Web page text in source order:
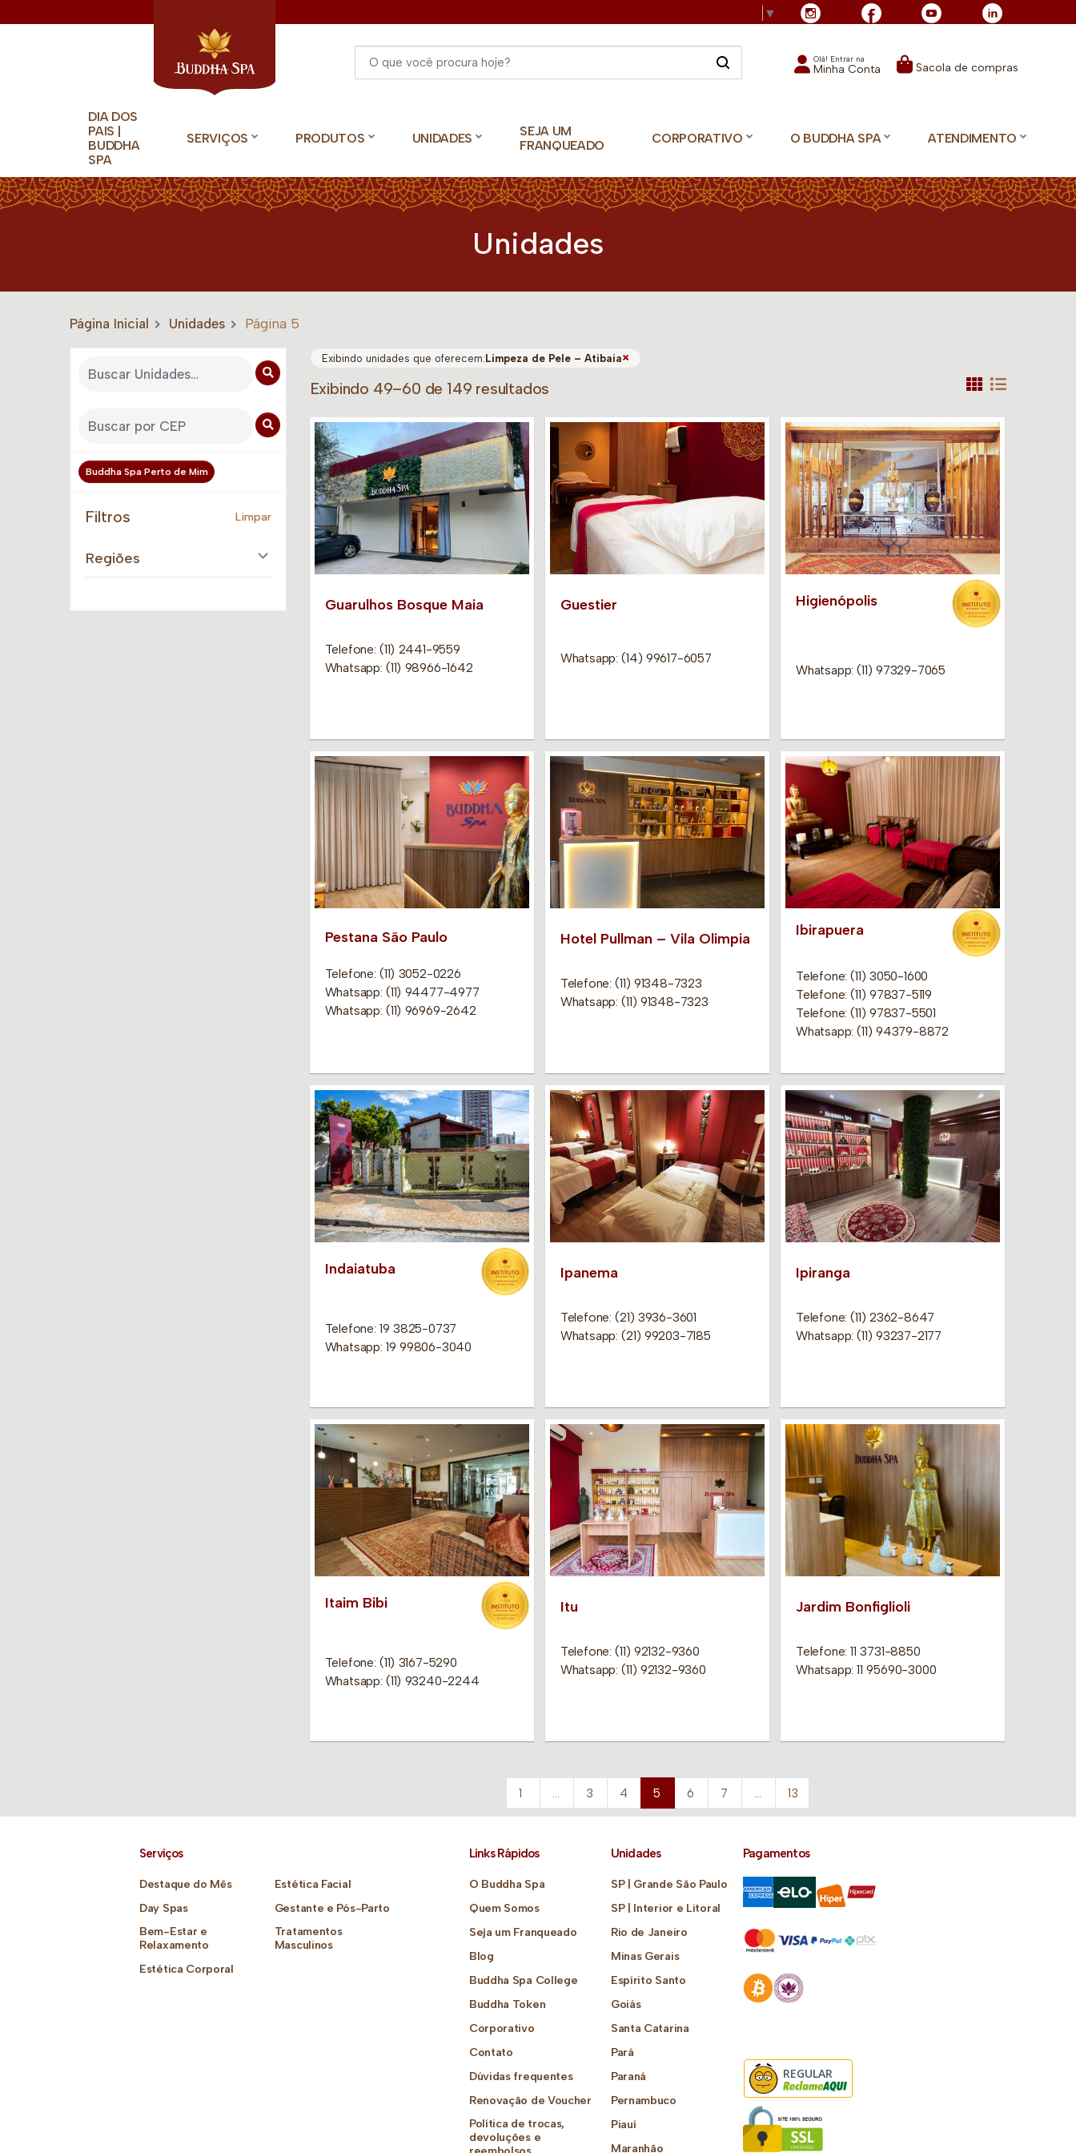
▼
Olá! Entrar na
Minha Conta Sacola de compras
DIA DOS
PAIS |
BUDDHA
SPA
SERVIÇOS PRODUTOS UNIDADES
SEJA UM
FRANQUEADO
CORPORATIVO O BUDDHA SPA ATENDIMENTO
Unidades
Página Inicial Unidades Página 5
Buddha Spa Perto de Mim
Filtros Limpar
Regiões
Exibindo unidades que oferecem:Limpeza de Pele – Atibaia×
Exibindo 49–60 de 149 resultados
Guarulhos Bosque Maia
Telefone: (11) 2441-9559
Whatsapp: (11) 98966-1642
Guestier
Whatsapp: (14) 99617-6057
Higienópolis
Whatsapp: (11) 97329-7065
Pestana São Paulo
Telefone: (11) 3052-0226
Whatsapp: (11) 94477-4977
Whatsapp: (11) 96969-2642
Hotel Pullman – Vila Olimpia
Telefone: (11) 91348-7323
Whatsapp: (11) 91348-7323
Ibirapuera
Telefone: (11) 3050-1600
Telefone: (11) 97837-5119
Telefone: (11) 97837-5501
Whatsapp: (11) 94379-8872
Indaiatuba
Telefone: 19 3825-0737
Whatsapp: 19 99806-3040
Ipanema
Telefone: (21) 3936-3601
Whatsapp: (21) 99203-7185
Ipiranga
Telefone: (11) 2362-8647
Whatsapp: (11) 93237-2177
Itaim Bibi
Telefone: (11) 3167-5290
Whatsapp: (11) 93240-2244
Itu
Telefone: (11) 92132-9360
Whatsapp: (11) 92132-9360
Jardim Bonfiglioli
Telefone: 11 3731-8850
Whatsapp: 11 95690-3000
1 3 4 5 6 7 13
Serviços
Destaque do Mês
Day Spas
Bem-Estar e
Relaxamento
Estética Corporal
Estética Facial
Gestante e Pós-Parto
Tratamentos
Masculinos
Links Rápidos
O Buddha Spa
Quem Somos
Seja um Franqueado
Blog
Buddha Spa College
Buddha Token
Corporativo
Contato
Dúvidas frequentes
Renovação de Voucher
Política de trocas,
devoluções e
Unidades
SP | Grande São Paulo
SP | Interior e Litoral
Rio de Janeiro
Minas Gerais
Espírito Santo
Goiás
Santa Catarina
Pará
Paraná
Pernambuco
Piauí
Maranhão
Pagamentos
REGULAR